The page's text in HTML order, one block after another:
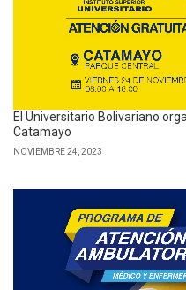
El Universitario Bolivariano
Catamayo
NOVIEMBRE 24, 2023